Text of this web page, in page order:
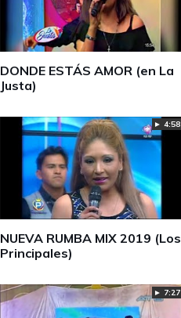
DONDE ESTÁS AMOR (en La
Justa)
► 4:58
NUEVA RUMBA MIX 2019 (Los
Principales)
► 7:27